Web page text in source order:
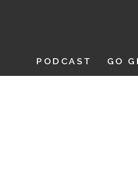
PODCAST GO